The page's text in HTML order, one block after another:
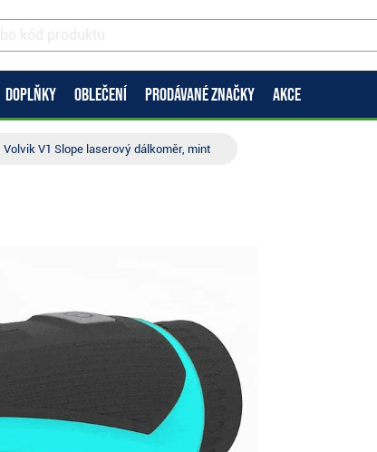
DOPLŇKY OBLEČENÍ PRODÁVANÉ ZNAČKY AKCE
Volvik V1 Slope laserový dálkoměr, mint